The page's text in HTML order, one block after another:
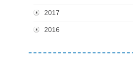
2017
2016